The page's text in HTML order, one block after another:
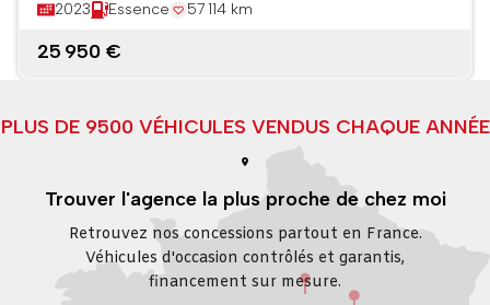
2023 Essence 57 114 km
25 950 €
PLUS DE 9500 VÉHICULES VENDUS CHAQUE ANNÉE
Trouver l'agence la plus proche de chez moi
Retrouvez nos concessions partout en France.
Véhicules d'occasion contrôlés et garantis,
financement sur mesure.